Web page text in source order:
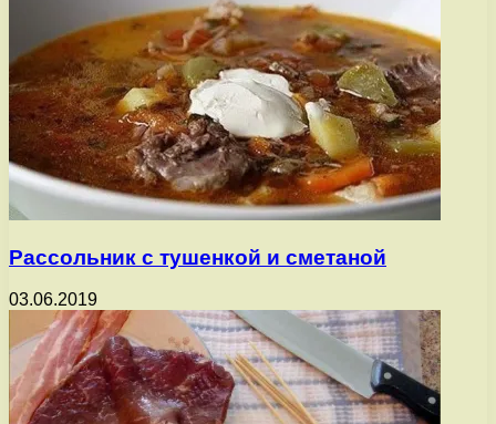
Рассольник с тушенкой и сметаной
03.06.2019